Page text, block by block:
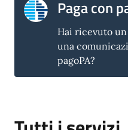
Paga con
Hai ricevuto
una
pagoPA?